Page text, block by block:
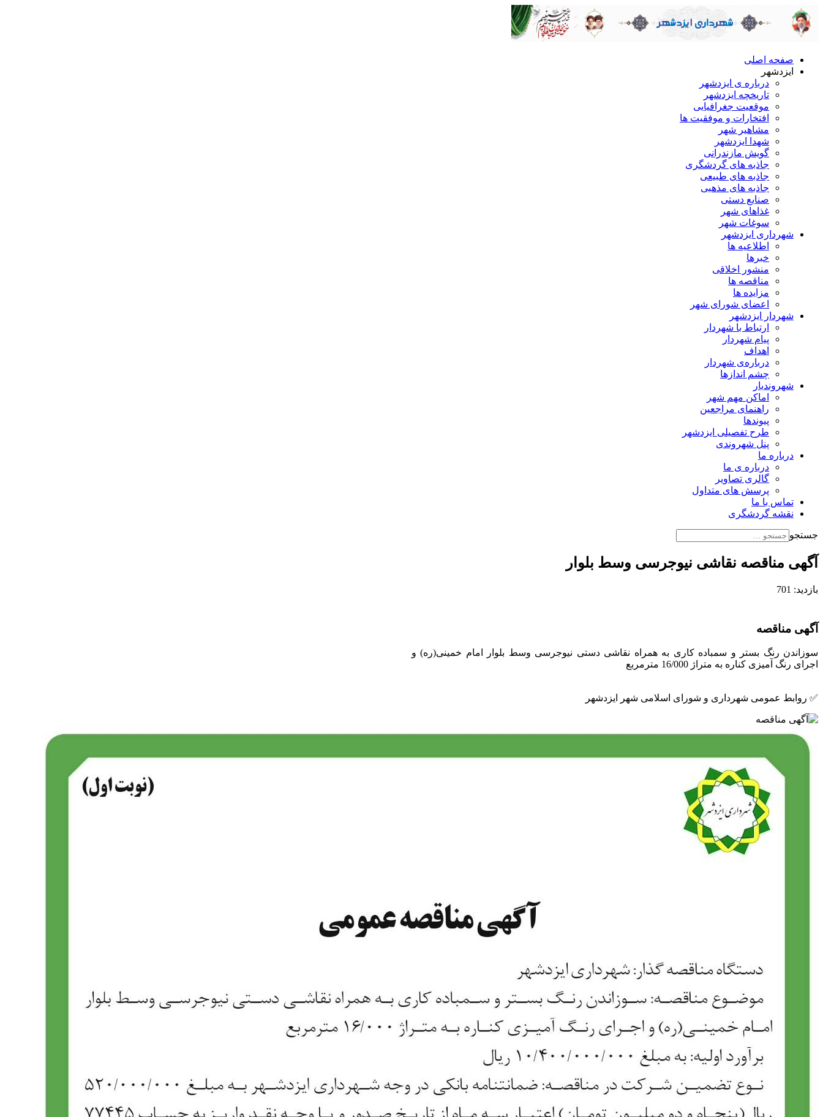
صفحه اصلی
ایزدشهر
درباره ی ایزدشهر
تاریخچه ایزدشهر
موقعیت جغرافیایی
افتخارات و موفقیت ها
مشاهیر شهر
شهدا ایزدشهر
گویش مازندرانی
جاذبه های گردشگری
جاذبه های طبیعی
جاذبه های مذهبی
صنایع دستی
غذاهای شهر
سوغات شهر
شهرداری ایزدشهر
اطلاعیه ها
خبرها
منشور اخلاقی
مناقصه ها
مزایده ها
اعضای شورای شهر
شهردار ایزدشهر
ارتباط با شهردار
پیام شهردار
اهداف
درباره‌ی شهردار
چشم اندازها
شهروندیار
اماکن مهم شهر
راهنمای مراجعین
پیوند‌ها
طرح تفصیلی ایزدشهر
پنل شهروندی
درباره ما
درباره ی ما
گالری تصاویر
پرسش های متداول
تماس با ما
نقشه گردشگری
جستجو
آگهی مناقصه نقاشی نیوجرسی وسط بلوار
بازدید: 701
آگهی مناقصه
سوزاندن رنگ بستر و سمباده کاری به همراه نقاشی دستی نیوجرسی وسط بلوار امام خمینی(ره) و
اجرای رنگ آمیزی کناره به متراژ 16/000 مترمربع
✅ روابط عمومی شهرداری و شورای اسلامی شهر ایزدشهر